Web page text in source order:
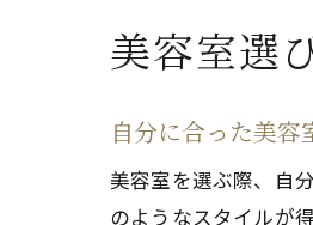
美容室選
自分に合った美容
美容室を選ぶ際、自
のようなスタイルが